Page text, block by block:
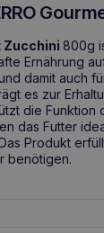
Zucchini 800g
Ernährung
damit auch
es zur
die
das Futter
Produkt
benötigen.